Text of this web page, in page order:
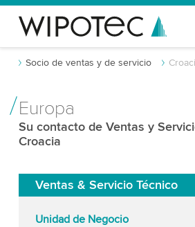
Socio de ventas y de servicio
Europa
Su contacto de Ventas y
Croacia
Ventas & Servicio Técnico
Unidad de Negocio